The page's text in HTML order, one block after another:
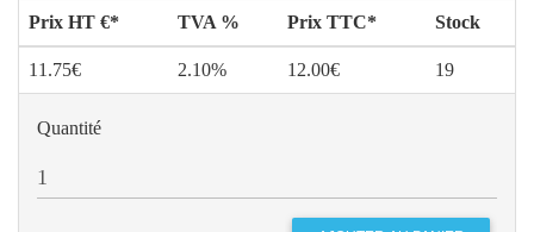
Prix HT €* TVA % Prix TTC* Stock
11.75€ 2.10% 12.00€ 19
Quantité